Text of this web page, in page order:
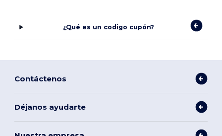
¿Qué es un codigo cupón?
Contáctenos
Déjanos ayudarte